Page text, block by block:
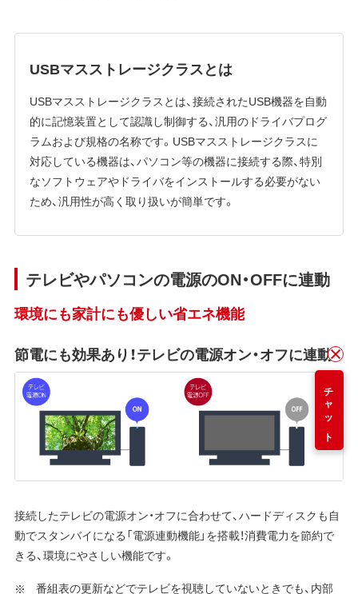
USBマスストレージクラスとは
USBマスストレージクラスとは、接続されたUSB機器を自動
的に記憶装置として認識し制御する、汎用のドライバプログ
ラムおよび規格の名称です。USBマスストレージクラスに
対応している機器は、パソコン等の機器に接続する際、特別
なソフトウェアやドライバをインストールする必要がない
ため、汎用性が高く取り扱いが簡単です。
テレビやパソコンの電源のON・OFFに連動
環境にも家計にも優しい省エネ機能
節電にも効果あり！テレビの電源オン・オフに連動！
接続したテレビの電源オン・オフに合わせて、ハードディスクも自
動でスタンバイになる「電源連動機能」を搭載！消費電力を節約で
きる、環境にやさしい機能です。
番組表の更新などでテレビを視聴していないときでも、内部
チャット